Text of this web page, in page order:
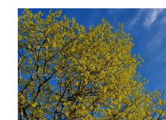
Kaunis
Aiandusest Ilmajutud